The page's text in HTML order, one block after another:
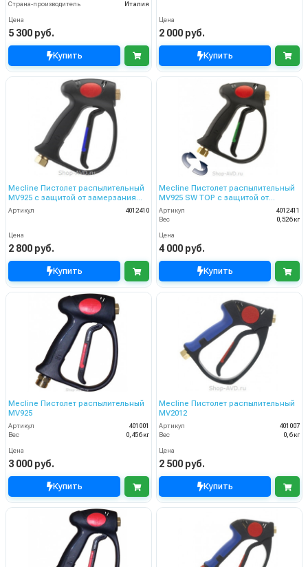
Страна-производитель Италия
Цена
5 300 руб.
Купить
Цена
2 000 руб.
Купить
Mecline Пистолет распылительный
MV925 с защитой от замерзания
Weep
Артикул 4012410
Цена
2 800 руб.
Купить
Mecline Пистолет распылительный
MV925 SW TOP с защитой от
замерзания Weep Low
Артикул
4012411
Вес
0,526 кг
Цена
4 000 руб.
Купить
Mecline Пистолет распылительный
MV925
Артикул
401001
Вес
0,456 кг
Цена
3 000 руб.
Купить
Mecline Пистолет распылительный
MV2012
Артикул
401007
Вес
0,6 кг
Цена
2 500 руб.
Купить